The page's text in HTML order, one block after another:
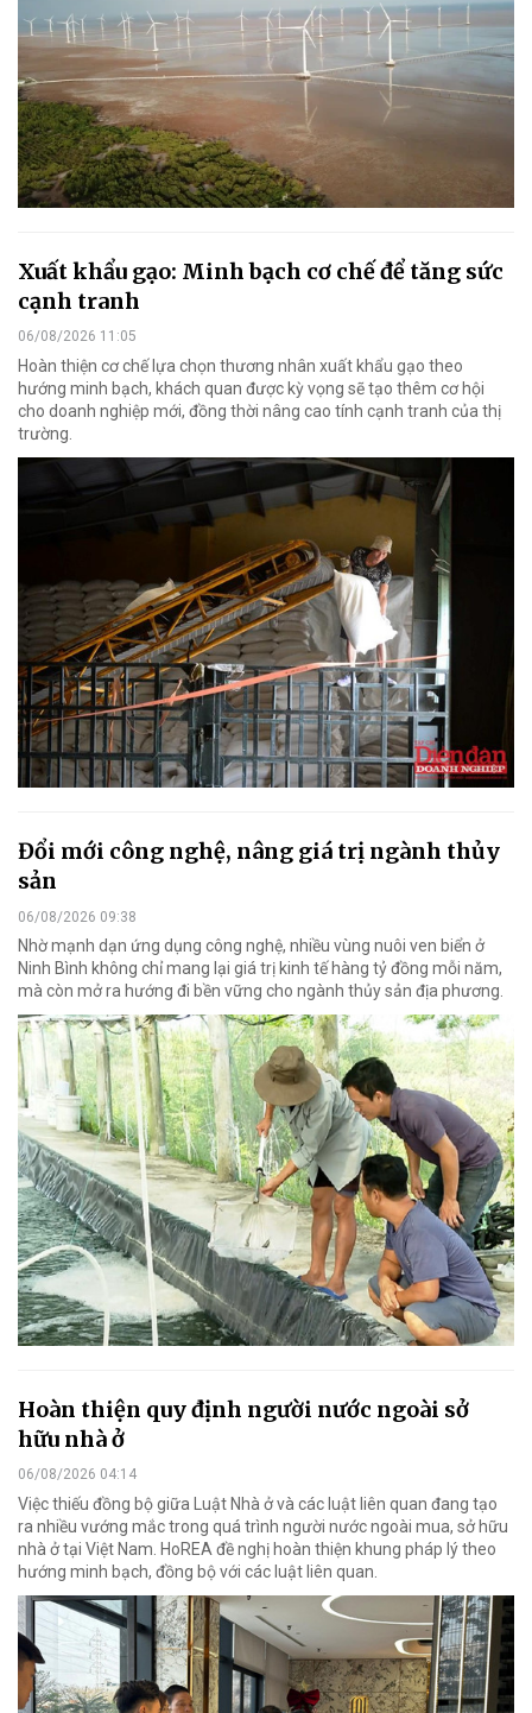
Xuất khẩu gạo: Minh bạch cơ chế để tăng sức
cạnh tranh
06/08/2026 11:05
Hoàn thiện cơ chế lựa chọn thương nhân xuất khẩu gạo theo
hướng minh bạch, khách quan được kỳ vọng sẽ tạo thêm cơ hội
cho doanh nghiệp mới, đồng thời nâng cao tính cạnh tranh của thị
trường.
Đổi mới công nghệ, nâng giá trị ngành thủy
sản
06/08/2026 09:38
Nhờ mạnh dạn ứng dụng công nghệ, nhiều vùng nuôi ven biển ở
Ninh Bình không chỉ mang lại giá trị kinh tế hàng tỷ đồng mỗi năm,
mà còn mở ra hướng đi bền vững cho ngành thủy sản địa phương.
Hoàn thiện quy định người nước ngoài sở
hữu nhà ở
06/08/2026 04:14
Việc thiếu đồng bộ giữa Luật Nhà ở và các luật liên quan đang tạo
ra nhiều vướng mắc trong quá trình người nước ngoài mua, sở hữu
nhà ở tại Việt Nam. HoREA đề nghị hoàn thiện khung pháp lý theo
hướng minh bạch, đồng bộ với các luật liên quan.